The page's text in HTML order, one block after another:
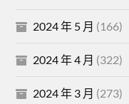
2024 年 5 月 (166)
2024 年 4 月 (322)
2024 年 3 月 (273)